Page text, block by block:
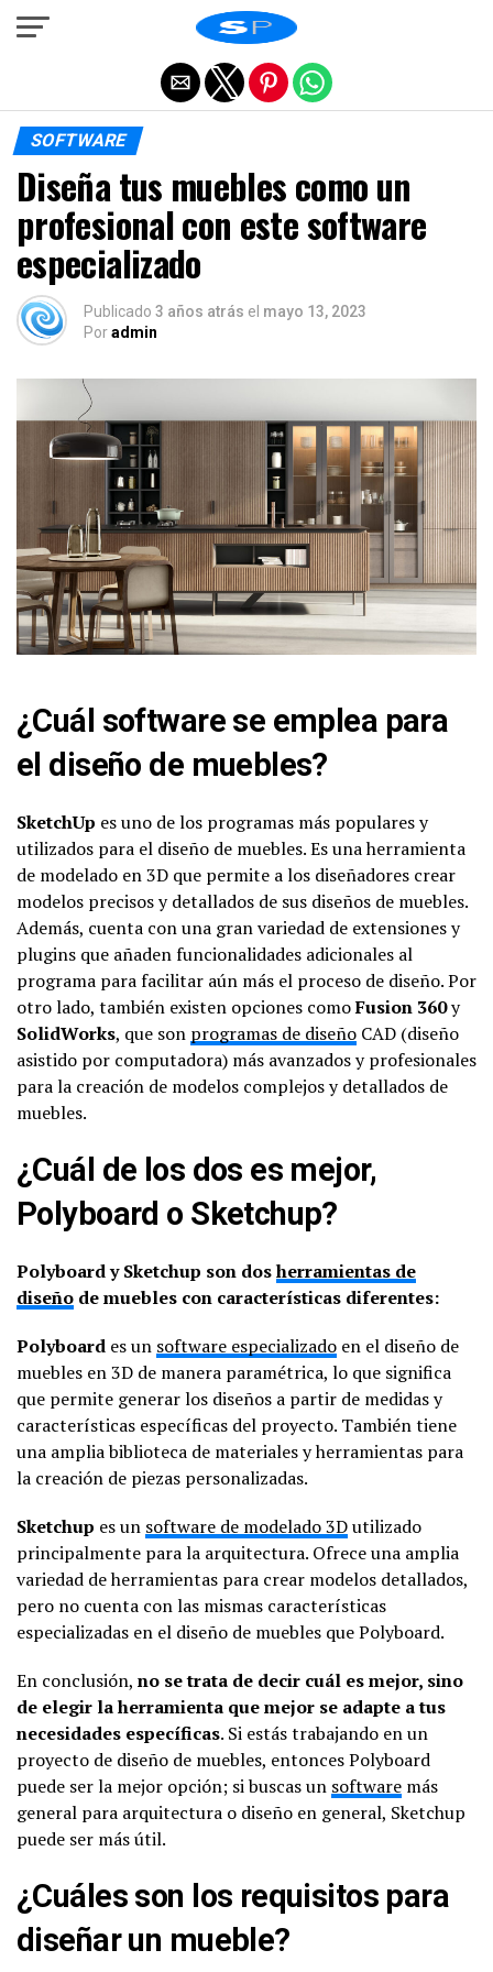
SOFTWARE
Diseña tus muebles como un
profesional con este software
especializado
Publicado 3 años atrás el mayo 13, 2023
Poradmin
¿Cuál software se emplea para
el diseño de muebles?
SketchUp es uno de los programas más populares y
utilizados para el diseño de muebles. Es una herramienta
de modelado en 3D que permite a los diseñadores crear
modelos precisos y detallados de sus diseños de muebles.
Además, cuenta con una gran variedad de extensiones y
plugins que añaden funcionalidades adicionales al
programa para facilitar aún más el proceso de diseño. Por
otro lado, también existen opciones comoFusion 360y
SolidWorks, que son programas de diseño CAD (diseño
asistido por computadora) más avanzados y profesionales
para la creación de modelos complejos y detallados de
muebles.
¿Cuál de los dos es mejor,
Polyboard o Sketchup?
Polyboard y Sketchup son dosherramientas de
diseño de muebles con características diferentes:
Polyboard es un software especializado en el diseño de
muebles en 3D de manera paramétrica, lo que significa
que permite generar los diseños a partir de medidas y
características específicas del proyecto. También tiene
una amplia biblioteca de materiales y herramientas para
la creación de piezas personalizadas.
Sketchup es un software de modelado 3Dutilizado
principalmente para la arquitectura. Ofrece una amplia
variedad de herramientas para crear modelos detallados,
pero no cuenta con las mismas características
especializadas en el diseño de muebles que Polyboard.
En conclusión, no se trata de decir cuál es mejor, sino
de elegir la herramienta que mejor se adapte a tus
necesidades específicas. Si estás trabajando en un
proyecto de diseño de muebles, entonces Polyboard
puede ser la mejor opción; si buscas un software más
general para arquitectura o diseño en general, Sketchup
puede ser más útil.
¿Cuáles son los requisitos para
diseñar un mueble?
Salir de la versión móvil